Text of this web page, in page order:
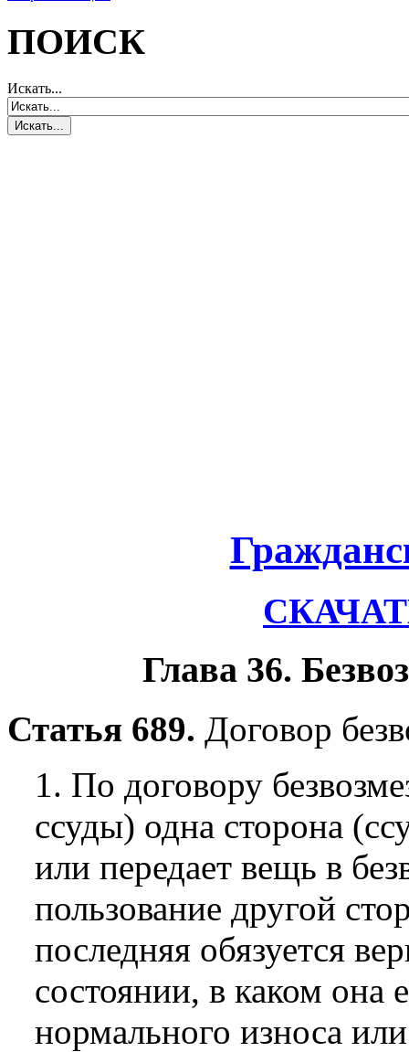
ПОИСК
Искать...
Глава 36.
Статья 689. Договор
1. По договору
ссуды) одна сторона
или передает вещь в
пользование другой
последняя обязуется
состоянии, в каком она
нормального износа